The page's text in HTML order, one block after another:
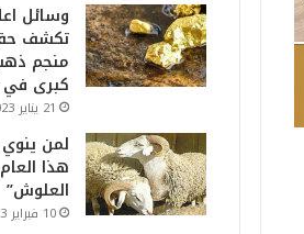
وسائل
تكشف
منجم
كبرى
21 يناير 2023
لمن
هذا
العلوش”
10 فبراير 2023